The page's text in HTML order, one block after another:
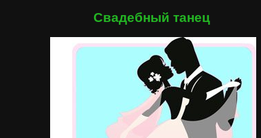
Свадебный танец